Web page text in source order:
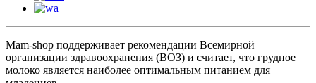
Mam-shop поддерживает рекомендации Всемирной
организации здравоохранения (ВОЗ) и считает, что грудное
молоко является наиболее оптимальным питанием для